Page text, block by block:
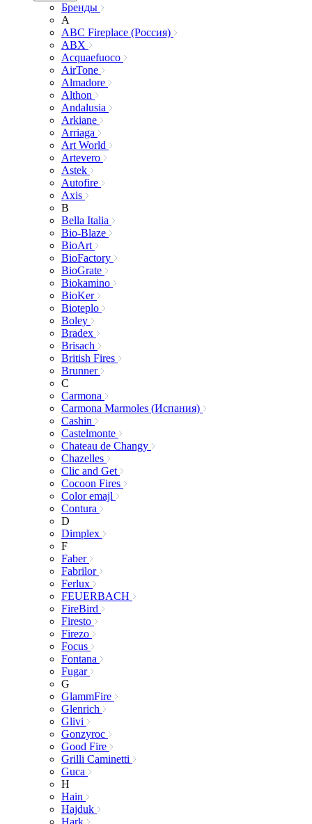
Бренды
A
ABC Fireplace (Россия)
ABX
Acquaefuoco
AirTone
Almadore
Althon
Andalusia
Arkiane
Arriaga
Art World
Artevero
Astek
Autofire
Axis
B
Bella Italia
Bio-Blaze
BioArt
BioFactory
BioGrate
Biokamino
BioKer
Bioteplo
Boley
Bradex
Brisach
British Fires
Brunner
C
Carmona
Carmona Marmoles (Испания)
Cashin
Castelmonte
Chateau de Changy
Chazelles
Clic and Get
Cocoon Fires
Color emajl
Contura
D
Dimplex
F
Faber
Fabrilor
Ferlux
FEUERBACH
FireBird
Firesto
Firezo
Focus
Fontana
Fugar
G
GlammFire
Glenrich
Glivi
Gonzyroc
Good Fire
Grilli Caminetti
Guca
H
Hain
Hajduk
Hark